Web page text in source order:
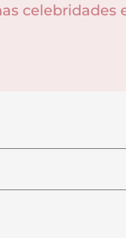
celebridades